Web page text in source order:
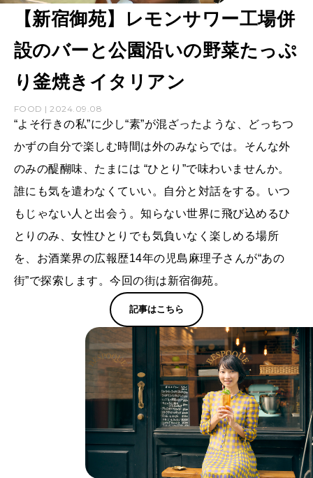
【新宿御苑】レモンサワー工場併
設のバーと公園沿いの野菜たっぷ
り釜焼きイタリアン
FOOD | 2024.09.08
“よそ行きの私”に少し“素”が混ざったような、どっちつ
かずの自分で楽しむ時間は外のみならでは。そんな外
のみの醍醐味、たまには “ひとり”で味わいませんか。
誰にも気を遣わなくていい。自分と対話をする。いつ
もじゃない人と出会う。知らない世界に飛び込めるひ
とりのみ、女性ひとりでも気負いなく楽しめる場所
を、お酒業界の広報歴14年の児島麻理子さんが“あの
街”で探索します。今回の街は新宿御苑。
記事はこちら